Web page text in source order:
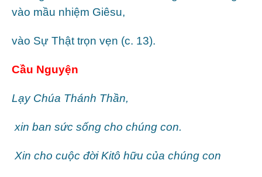
vào mầu nhiệm Giêsu,
vào Sự Thật trọn vẹn (c. 13).
Cầu Nguyện
Lạy Chúa Thánh Thần,
xin ban sức sống cho chúng con.
Xin cho cuộc đời Kitô hữu của chúng con